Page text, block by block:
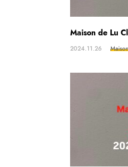
Maison de Lu
2024.11.26